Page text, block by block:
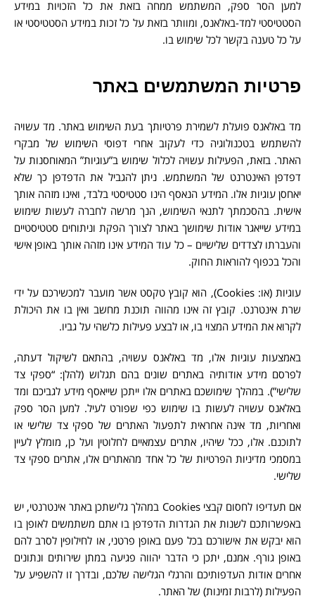
למען הסר ספק, המשתמש ממחה בזאת את כל הזכויות במידע
הסטטיסטי למד-באלאנס, ומוותר בזאת על כל זכות במידע הסטטיסטי או
על כל טענה בקשר לכל שימוש בו.
פרטיות המשתמשים באתר
מד באלאנס פועלת לשמירת פרטיותך בעת השימוש באתר. מד עשויה
להשתמש בטכנולוגיה כדי לעקוב אחרי דפוסי השימוש של מבקרי
האתר. בזאת, הפעילות עשויה לכלול שימוש ב”עוגיות” המאוחסנות על
דפדפן האינטרנט של המשתמש. ניתן להגביל את הדפדפן כך שלא
יאחסן עוגיות אלו. המידע הנאסף הינו סטטיסטי בלבד, ואינו מזהה אותך
אישית. בהסכמתך לתנאי השימוש, הנך מרשה לחברה לעשות שימוש
במידע שייאגר אודות שימושך באתר לצורך הפקת וניתוחים סטטיסטיים
והעברתו לצדדים שלישיים – כל עוד המידע אינו מזהה אותך באופן אישי
והכל בכפוף להוראות החוק.
עוגיות (או: Cookies), הוא קובץ טקסט אשר מועבר למכשירכם על ידי
שרת אינטרנט. קובץ זה אינו מהווה תוכנת מחשב ואין בו את היכולת
לקרוא את המידע המצוי בו, או לבצע פעילות כלשהי על גביו.
באמצעות עוגיות אלו, מד באלאנס עשויה, בהתאם לשיקול דעתה,
לפרסם מידע אודותיה באתרים שונים בהם תגלוש (להלן: “ספקי צד
שלישי”). במהלך שימושכם באתרים אלו ייתכן שייאסף מידע לגביכם ומד
באלאנס עשויה לעשות בו שימוש כפי שפורט לעיל. למען הסר ספק
ואחריות, מד אינה אחראית לתפעול האתרים של ספקי צד שלישי או
לתוכנם. אלו, ככל שיהיו, אתרים עצמאיים לחלוטין ועל כן, מומלץ לעיין
במסמכי מדיניות הפרטיות של כל אחד מהאתרים אלו, אתרים ספקי צד
שלישי.
אם תעדיפו לחסום קבצי Cookies במהלך גלישתכן באתר אינטרנטי, יש
באפשרותכם לשנות את הגדרות הדפדפן בו אתם משתמשים לאופן בו
הוא יבקש את אישורכם בכל פעם באופן פרטני, או לחילופין לסרב להם
באופן גורף. אמנם, יתכן כי הדבר יהווה פגיעה במתן שירותים ונתונים
אחרים אודות העדפותיכם והרגלי הגלישה שלכם, ובדרך זו להשפיע על
הפעילות (לרבות זמינות) של האתר.